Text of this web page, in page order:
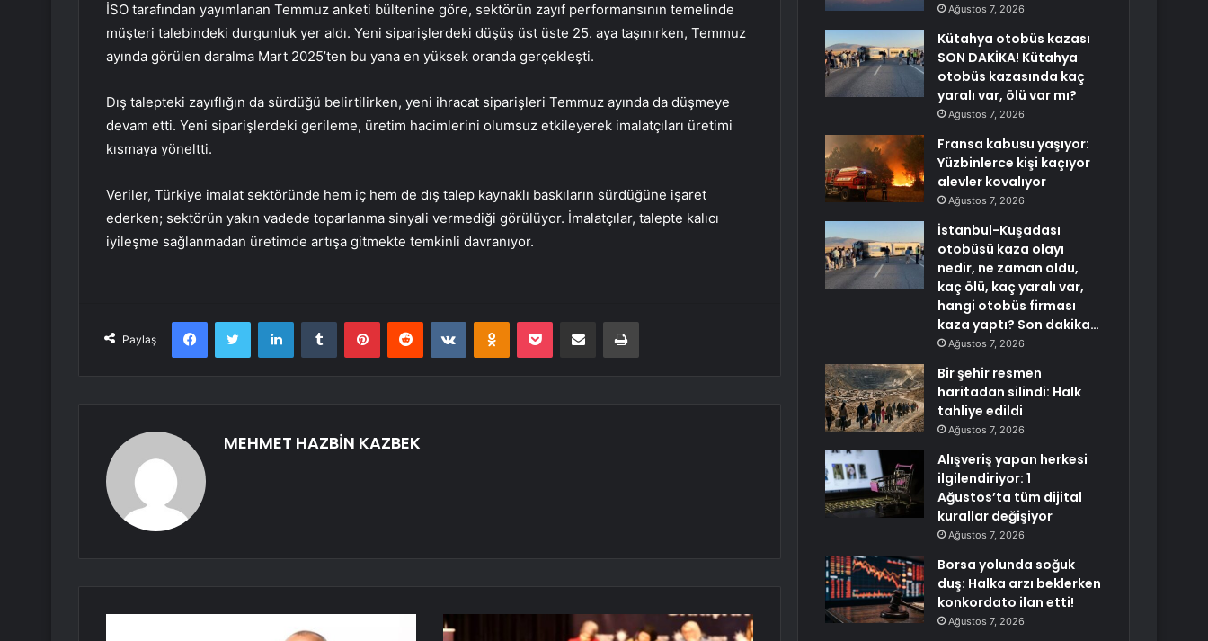
İSO tarafından yayımlanan Temmuz anketi bültenine göre, sektörün zayıf performansının temelinde
müşteri talebindeki durgunluk yer aldı. Yeni siparişlerdeki düşüş üst üste 25. aya taşınırken, Temmuz
ayında görülen daralma Mart 2025’ten bu yana en yüksek oranda gerçekleşti.
Dış talepteki zayıflığın da sürdüğü belirtilirken, yeni ihracat siparişleri Temmuz ayında da düşmeye
devam etti. Yeni siparişlerdeki gerileme, üretim hacimlerini olumsuz etkileyerek imalatçıları üretimi
kısmaya yöneltti.
Veriler, Türkiye imalat sektöründe hem iç hem de dış talep kaynaklı baskıların sürdüğüne işaret
ederken; sektörün yakın vadede toparlanma sinyali vermediği görülüyor. İmalatçılar, talepte kalıcı
iyileşme sağlanmadan üretimde artışa gitmekte temkinli davranıyor.
Paylaş
FacebookTwitter LinkedInTumblr PinterestReddit VKontakteOdnoklassniki
Pocket E-Posta ile paylaş Yazdır
MEHMET HAZBİN KAZBEK
Ağustos 7, 2026
Kütahya otobüs kazası
SON DAKİKA! Kütahya
otobüs kazasında kaç
yaralı var, ölü var mı?
Ağustos 7, 2026
Fransa kabusu yaşıyor:
Yüzbinlerce kişi kaçıyor
alevler kovalıyor
Ağustos 7, 2026
İstanbul-Kuşadası
otobüsü kaza olayı
nedir, ne zaman oldu,
kaç ölü, kaç yaralı var,
hangi otobüs firması
kaza yaptı? Son dakika…
Ağustos 7, 2026
Bir şehir resmen
haritadan silindi: Halk
tahliye edildi
Ağustos 7, 2026
Alışveriş yapan herkesi
ilgilendiriyor: 1
Ağustos’ta tüm dijital
kurallar değişiyor
Ağustos 7, 2026
Borsa yolunda soğuk
duş: Halka arzı beklerken
konkordato ilan etti!
Ağustos 7, 2026